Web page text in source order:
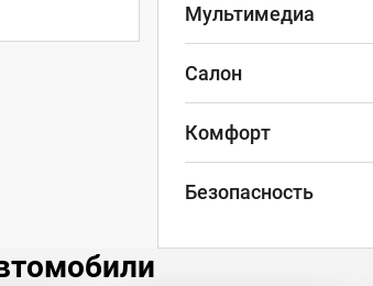
Мультимедиа
Салон
Комфорт
Безопасность